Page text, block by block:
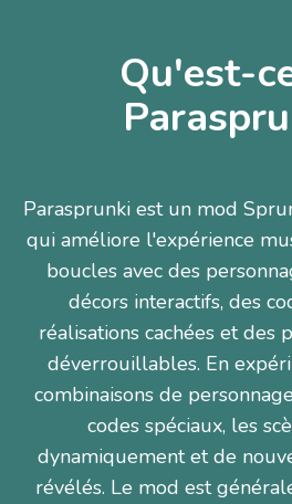
Qu'est-
Parasprunki est un mod
qui améliore l'expérience
boucles avec des
décors interactifs, des
réalisations cachées et des
déverrouillables. En
combinaisons de
codes spéciaux, les
dynamiquement et de
révélés. Le mod est